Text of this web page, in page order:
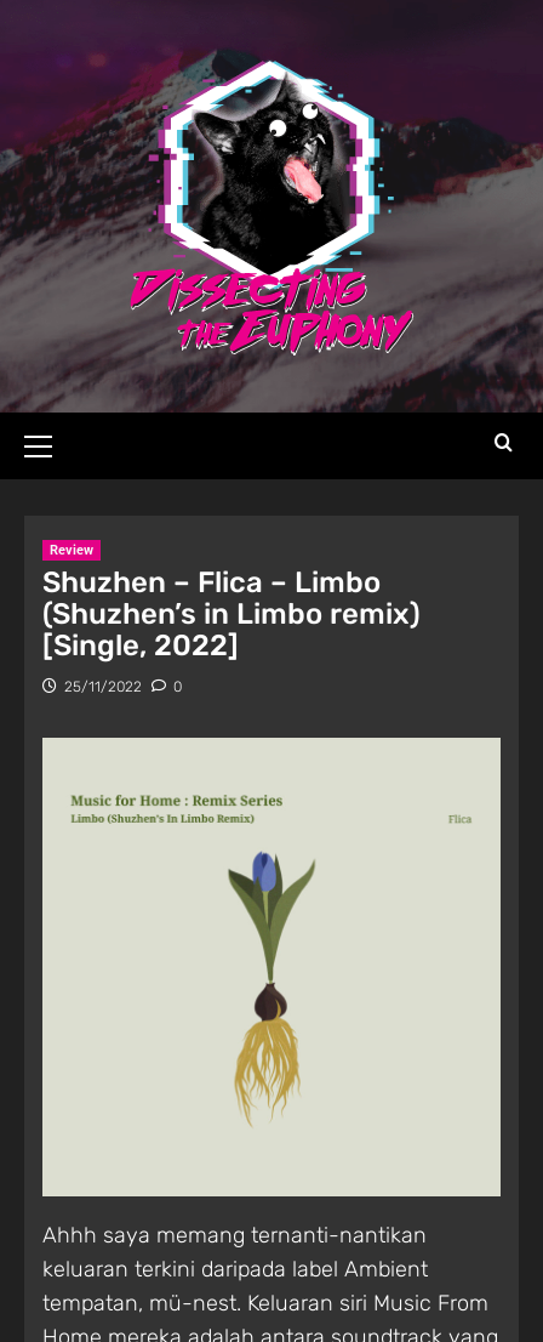
Review
Shuzhen – Flica – Limbo
(Shuzhen’s in Limbo remix)
[Single, 2022]
25/11/2022 0
Ahhh saya memang ternanti-nantikan
keluaran terkini daripada label Ambient
tempatan, mü-nest. Keluaran siri Music From